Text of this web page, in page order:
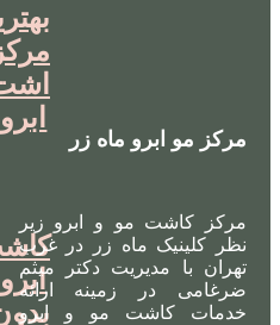
مرکز
ابرو
ابرو
مرکز مو ابرو ماه زر
مرکز کاشت مو و ابرو زیر
نظر کلینیک ماه زر در غرب
تهران با مدیریت دکتر میثم
ضرغامی در زمینه ارائه
خدمات کاشت مو و ابرو